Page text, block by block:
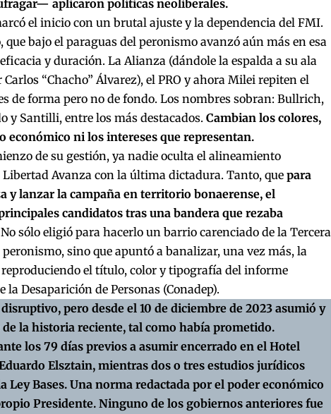
aplicaron políticas neoliberales.
el inicio con un brutal ajuste y la dependencia del FMI.
bajo el paraguas del peronismo avanzó aún más en esa
y duración. La Alianza (dándole la espalda a su ala
“Chacho” Álvarez), el PRO y ahora Milei repiten el
de forma pero no de fondo. Los nombres sobran: Bullrich,
y Santilli, entre los más destacados. Cambian los colores,
económico ni los intereses que representan.
de su gestión, ya nadie oculta el alineamiento
Avanza con la última dictadura. Tanto, que para
y lanzar la campaña en territorio bonaerense, el
candidatos tras una bandera que rezaba
sólo eligió para hacerlo un barrio carenciado de la Tercera
sino que apuntó a banalizar, una vez más, la
reproduciendo el título, color y tipografía del informe
Desaparición de Personas (Conadep).
pero desde el 10 de diciembre de 2023 asumió y
la historia reciente, tal como había prometido.
los 79 días previos a asumir encerrado en el Hotel
Elsztain, mientras dos o tres estudios jurídicos
Ley Bases. Una norma redactada por el poder económico
Presidente. Ninguno de los gobiernos anteriores fue